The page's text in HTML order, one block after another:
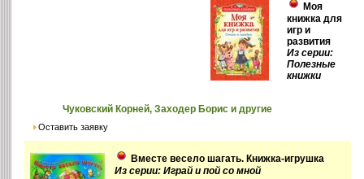
Моя
книжка для
игр и
развития
Из серии:
Полезные
книжки
Чуковский Корней, Заходер Борис и другие
Оставить заявку
Вместе весело шагать. Книжка-игрушка
Из серии: Играй и пой со мной